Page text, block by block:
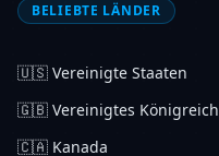
BELIEBTE LÄNDER
🇺🇸 Vereinigte Staaten
🇬🇧 Vereinigtes Königreich
🇨🇦 Kanada